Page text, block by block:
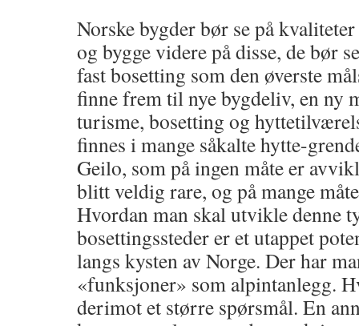
Norske bygder bør se på
og bygge videre på disse, de bør
fast bosetting som den øverste
finne frem til nye bygdeliv, en ny
turisme, bosetting og
finnes i mange såkalte hytte-
Geilo, som på ingen måte er
blitt veldig rare, og på mange
Hvordan man skal utvikle denne
bosettingssteder er et utappet
langs kysten av Norge. Der har
«funksjoner» som alpintanlegg.
derimot et større spørsmål. En